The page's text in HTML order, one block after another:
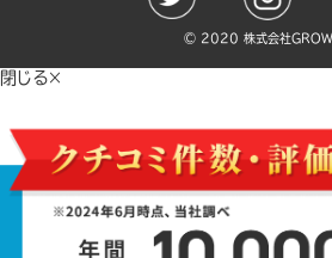
©️ 2020 株式会社
閉じる×